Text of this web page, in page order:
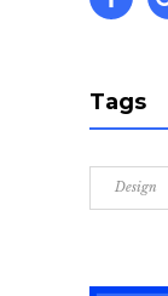
Tags
Design